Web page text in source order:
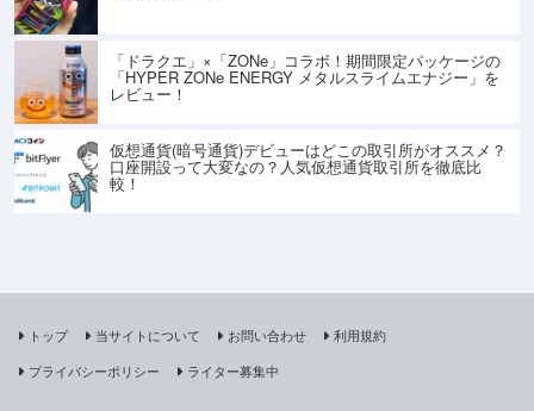
「ドラクエ」×「ZONe」コラボ！期間限定パッケージの
「HYPER ZONe ENERGY メタルスライムエナジー」を
レビュー！
仮想通貨(暗号通貨)デビューはどこの取引所がオススメ？
口座開設って大変なの？人気仮想通貨取引所を徹底比
較！
トップ 当サイトについて お問い合わせ
利用規約
プライバシーポリシー
ライター募集中